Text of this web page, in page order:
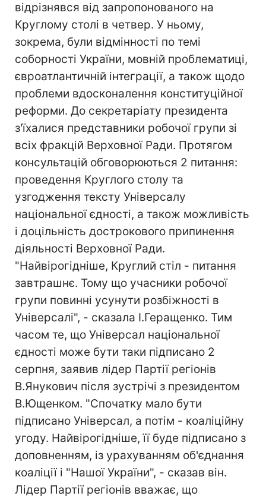
відрізнявся від запропонованого на
Круглому столі в четвер. У ньому,
зокрема, були відмінності по темі
соборності України, мовній проблематиці,
євроатлантичній інтеграції, а також щодо
проблеми вдосконалення конституційної
реформи. До секретаріату президента
з'їхалися представники робочої групи зі
всіх фракцій Верховної Ради. Протягом
консультацій обговорюються 2 питання:
проведення Круглого столу та
узгодження тексту Універсалу
національної єдності, а також можливість
і доцільність дострокового припинення
діяльності Верховної Ради.
"Найвірогідніше, Круглий стіл - питання
завтрашнє. Тому що учасники робочої
групи повинні усунути розбіжності в
Універсалі", - сказала І.Геращенко. Тим
часом те, що Універсал національної
єдності може бути таки підписано 2
серпня, заявив лідер Партії регіонів
В.Янукович після зустрічі з президентом
В.Ющенком. "Спочатку мало бути
підписано Універсал, а потім - коаліційну
угоду. Найвірогідніше, її буде підписано з
доповненням, із урахуванням об'єднання
коаліції і "Нашої України", - сказав він.
Лідер Партії регіонів вважає, що